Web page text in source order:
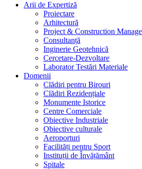
Arii de Expertiză
Proiectare
Arhitectură
Project & Construction
Consultanță
Inginerie Geotehnică
Cercetare-Dezvoltare
Laborator Testări Materiale
Domenii
Clădiri pentru Birouri
Clădiri Rezidențiale
Monumente Istorice
Centre Comerciale
Obiective Industriale
Obiective culturale
Aeroporturi
Facilități pentru Sport
Instituții de Învățământ
Spitale